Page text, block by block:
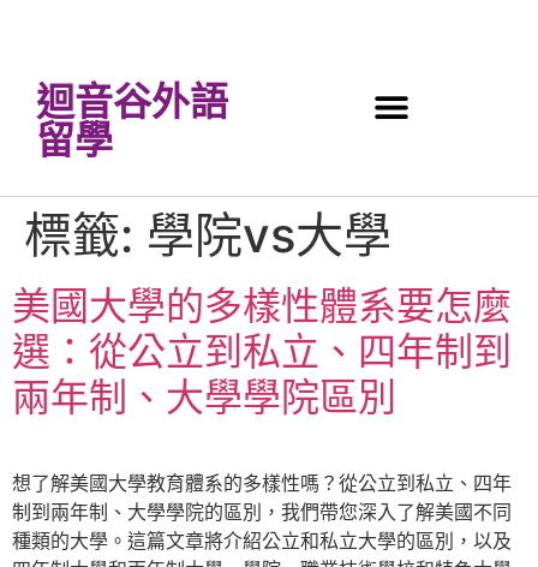
迴音谷外語
留學
標籤: 學院vs大學
美國大學的多樣性體系要怎麼
選：從公立到私立、四年制到
兩年制、大學學院區別
想了解美國大學教育體系的多樣性嗎？從公立到私立、四年
制到兩年制、大學學院的區別，我們帶您深入了解美國不同
種類的大學。這篇文章將介紹公立和私立大學的區別，以及